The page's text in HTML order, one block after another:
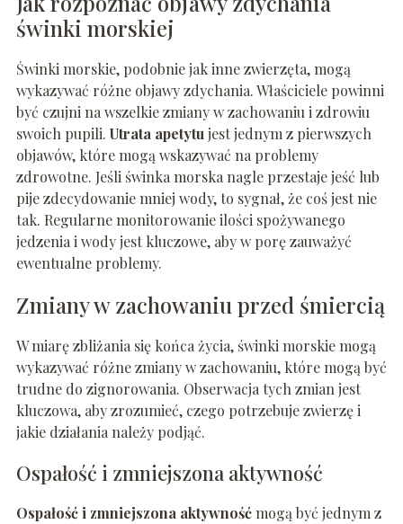
świnki morskiej
Świnki morskie, podobnie jak inne zwierzęta, mogą
wykazywać różne objawy zdychania. Właściciele powinni
być czujni na wszelkie zmiany w zachowaniu i zdrowiu
swoich pupili. Utrata apetytujest jednym z pierwszych
objawów, które mogą wskazywać na problemy
zdrowotne. Jeśli świnka morska nagle przestaje jeść lub
pije zdecydowanie mniej wody, to sygnał, że coś jest nie
tak. Regularne monitorowanie ilości spożywanego
jedzenia i wody jest kluczowe, aby w porę zauważyć
ewentualne problemy.
Zmiany w zachowaniu przed śmiercią
W miarę zbliżania się końca życia, świnki morskie mogą
wykazywać różne zmiany w zachowaniu, które mogą być
trudne do zignorowania. Obserwacja tych zmian jest
kluczowa, aby zrozumieć, czego potrzebuje zwierzę i
jakie działania należy podjąć.
Ospałość i zmniejszona aktywność
Ospałość i zmniejszona aktywnośćmogą być jednym z